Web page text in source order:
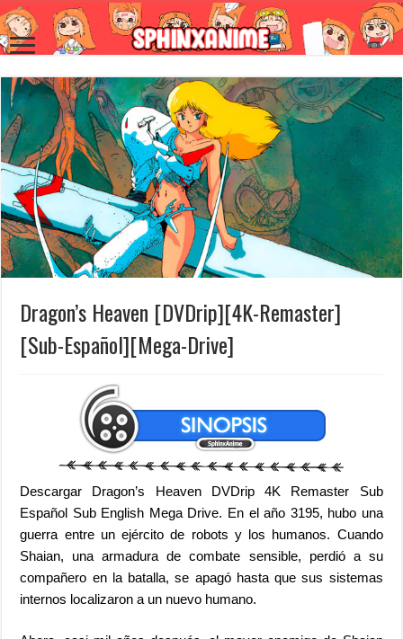
Dragon’s Heaven [DVDrip][4K-Remaster]
[Sub-Español][Mega-Drive]
Descargar Dragon’s Heaven DVDrip 4K Remaster Sub
Español Sub English Mega Drive. En el año 3195, hubo una
guerra entre un ejército de robots y los humanos. Cuando
Shaian, una armadura de combate sensible, perdió a su
compañero en la batalla, se apagó hasta que sus sistemas
internos localizaron a un nuevo humano.